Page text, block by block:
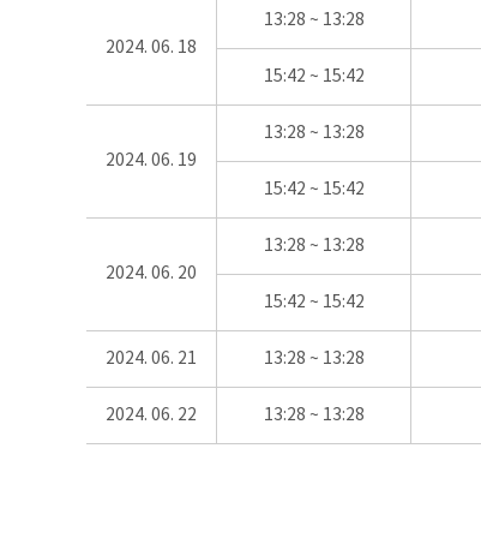
2024. 06. 18
13:28 ~ 13:28
15:42 ~ 15:42
2024. 06. 19
13:28 ~ 13:28
15:42 ~ 15:42
2024. 06. 20
13:28 ~ 13:28
15:42 ~ 15:42
2024. 06. 21 13:28 ~ 13:28
2024. 06. 22 13:28 ~ 13:28